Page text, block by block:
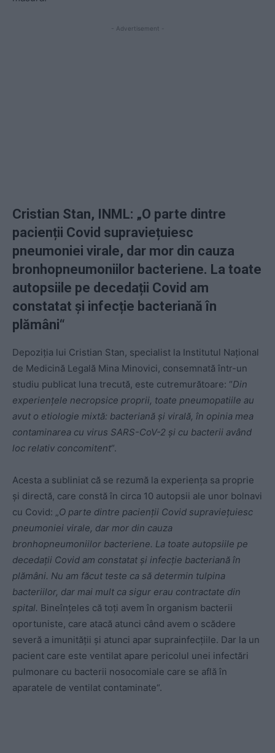
- Advertisement -
Cristian Stan, INML: „O parte dintre
pacienții Covid supraviețuiesc
pneumoniei virale, dar mor din cauza
bronhopneumoniilor bacteriene. La toate
autopsiile pe decedații Covid am
constatat și infecție bacteriană în
plămâni“
Depoziția lui Cristian Stan, specialist la Institutul Național
de Medicină Legală Mina Minovici, consemnată într-un
studiu publicat luna trecută, este cutremurătoare: “Din
experiențele necropsice proprii, toate pneumopatiile au
avut o etiologie mixtă: bacteriană și virală, în opinia mea
contaminarea cu virus SARS-CoV-2 și cu bacterii având
loc relativ concomitent“.
Acesta a subliniat că se rezumă la experiența sa proprie
și directă, care constă în circa 10 autopsii ale unor bolnavi
cu Covid: „O parte dintre pacienții Covid supraviețuiesc
pneumoniei virale, dar mor din cauza
bronhopneumoniilor bacteriene. La toate autopsiile pe
decedații Covid am constatat și infecție bacteriană în
plămâni. Nu am făcut teste ca să determin tulpina
bacteriilor, dar mai mult ca sigur erau contractate din
spital. Bineînțeles că toți avem în organism bacterii
oportuniste, care atacă atunci când avem o scădere
severă a imunității și atunci apar suprainfecțiile. Dar la un
pacient care este ventilat apare pericolul unei infectări
pulmonare cu bacterii nosocomiale care se află în
aparatele de ventilat contaminate“.